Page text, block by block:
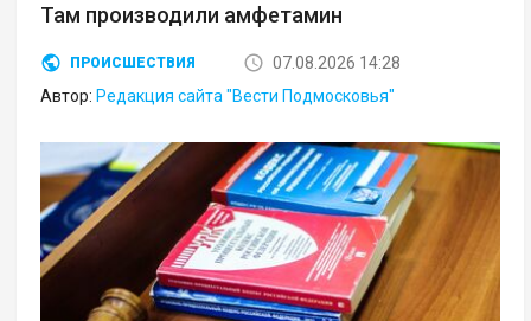
Там производили амфетамин
ПРОИСШЕСТВИЯ
07.08.2026 14:28
Автор: Редакция сайта "Вести Подмосковья"